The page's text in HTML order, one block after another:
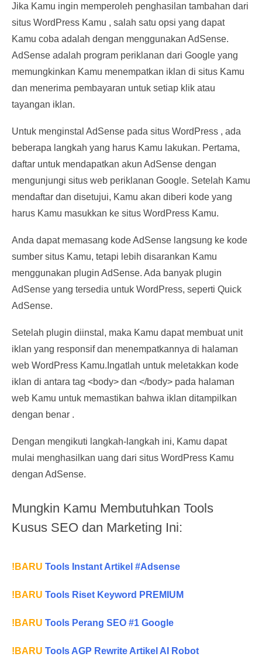
Jika Kamu ingin memperoleh penghasilan tambahan dari
situs WordPress Kamu , salah satu opsi yang dapat
Kamu coba adalah dengan menggunakan AdSense.
AdSense adalah program periklanan dari Google yang
memungkinkan Kamu menempatkan iklan di situs Kamu
dan menerima pembayaran untuk setiap klik atau
tayangan iklan.
Untuk menginstal AdSense pada situs WordPress , ada
beberapa langkah yang harus Kamu lakukan. Pertama,
daftar untuk mendapatkan akun AdSense dengan
mengunjungi situs web periklanan Google. Setelah Kamu
mendaftar dan disetujui, Kamu akan diberi kode yang
harus Kamu masukkan ke situs WordPress Kamu.
Anda dapat memasang kode AdSense langsung ke kode
sumber situs Kamu, tetapi lebih disarankan Kamu
menggunakan plugin AdSense. Ada banyak plugin
AdSense yang tersedia untuk WordPress, seperti Quick
AdSense.
Setelah plugin diinstal, maka Kamu dapat membuat unit
iklan yang responsif dan menempatkannya di halaman
web WordPress Kamu.Ingatlah untuk meletakkan kode
iklan di antara tag <body> dan </body> pada halaman
web Kamu untuk memastikan bahwa iklan ditampilkan
dengan benar .
Dengan mengikuti langkah-langkah ini, Kamu dapat
mulai menghasilkan uang dari situs WordPress Kamu
dengan AdSense.
Mungkin Kamu Membutuhkan Tools
Kusus SEO dan Marketing Ini:
!BARU Tools Instant Artikel #Adsense
!BARU Tools Riset Keyword PREMIUM
!BARU Tools Perang SEO #1 Google
!BARU Tools AGP Rewrite Artikel AI Robot